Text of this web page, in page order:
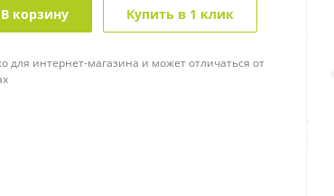
В корзину Купить в 1 клик
для интернет-магазина и может отличаться от